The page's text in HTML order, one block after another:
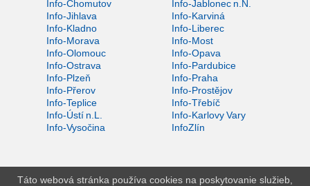
Info-Chomutov
Info-Jablonec n.N.
Info-Jihlava
Info-Karviná
Info-Kladno
Info-Liberec
Info-Morava
Info-Most
Info-Olomouc
Info-Opava
Info-Ostrava
Info-Pardubice
Info-Plzeň
Info-Praha
Info-Přerov
Info-Prostějov
Info-Teplice
Info-Třebíč
Info-Ústí n.L.
Info-Karlovy Vary
Info-Vysočina
InfoZlín
Táto webová stránka používa cookies na poskytovanie služieb,